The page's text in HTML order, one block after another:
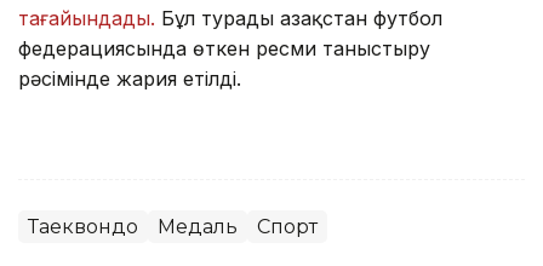
тағайындады. Бұл турады Қазақстан футбол
федерациясында өткен ресми таныстыру
рәсімінде жария етілді.
Таеквондо Медаль Спорт